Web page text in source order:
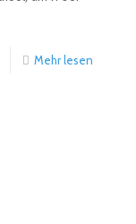
Mehr lesen